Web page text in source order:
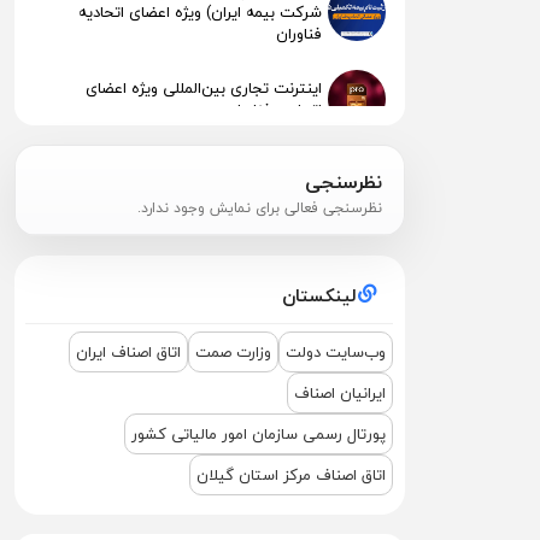
شرکت بیمه ایران) ویژه اعضای اتحادیه
فناوران
اینترنت تجاری بین‌المللی ویژه اعضای
اتحادیه فناوران
الکترونیک و رایانه رشت 1404
پیگیری جهت استقرار اعضای آسیب‌دیده در
مودیان (قانون ۱۴۰۴ )
2025
نظرسنجی
نظرسنجی فعالی برای نمایش وجود ندارد.
لینکستان
وب‌سایت دولت وزارت صمت اتاق اصناف ایران
ایرانیان اصناف
پورتال رسمی سازمان امور مالیاتی کشور
اتاق اصناف مرکز استان گیلان